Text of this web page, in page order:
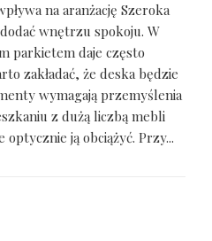
na aranżację Szeroka
wnętrzu spokoju. W
parkietem daje często
zakładać, że deska będzie
wymagają przemyślenia
z dużą liczbą mebli
ją obciążyć. Przy...